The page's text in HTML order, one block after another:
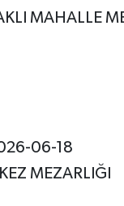
MAHALLE
06-18
MEZARLIĞI